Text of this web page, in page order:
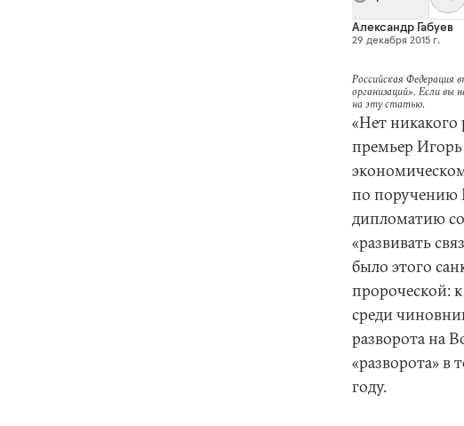
Александр Габуев
29 декабря 2015 г.
Российская Федерация
организаций». Если вы
на эту статью.
«Нет никакого
премьер
по поручению
дипломатию со
«развивать
было этого
пророческой:
среди
разворота на
«разворота» в
году.